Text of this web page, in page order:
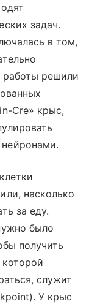
задач.
в том,
работы решили
Cre» крыс,
насколько
за еду.
было
получить
служит
У крыс